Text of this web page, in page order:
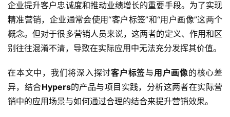
企业提升客户忠诚度和推动业绩增长的重要手段。为了实现
精准营销，企业通常会使用“客户标签”和“用户画像”这两个
概念。但对于很多营销人员来说，这两者的定义、作用和区
别往往混淆不清，导致在实际应用中无法充分发挥其价值。
在本文中，我们将深入探讨客户标签与用户画像的核心差
异，结合Hypers的产品与项目实践，分析这两者在实际营
销中的应用场景与如何通过合理的结合来提升营销效果。